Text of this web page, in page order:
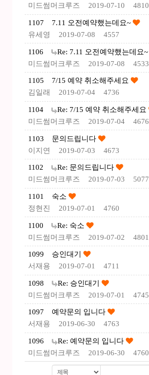
미드썸머크루즈
2019-07-10 4810
1107
7.11 오전예약했는데요~
유세영
2019-07-08 4557
1106
Re: 7.11 오전예약했는데요~
미드썸머크루즈
2019-07-08 4533
1105
7/15 예약 취소해주세요
김일래
2019-07-04 4736
1104
Re: 7/15 예약 취소해주세요
미드썸머크루즈
2019-07-04 4676
1103
문의드립니다
이지연
2019-07-03 4673
1102
Re: 문의드립니다
미드썸머크루즈
2019-07-03 5077
1101
숙소
정현진
2019-07-01 4760
1100
Re: 숙소
미드썸머크루즈
2019-07-02 4801
1099
승인대기
서재용
2019-07-01 4711
1098
Re: 승인대기
미드썸머크루즈
2019-07-01 4745
1097
예약문의 입니다
서재용
2019-06-30 4763
1096
Re: 예약문의 입니다
미드썸머크루즈
2019-06-30 4760